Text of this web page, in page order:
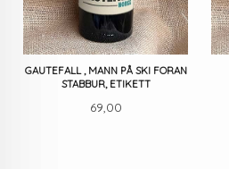
GAUTEFALL , MANN PÅ SKI FORAN
STABBUR, ETIKETT
Pris
69,00